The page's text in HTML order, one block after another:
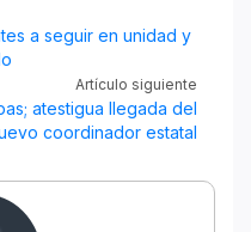
a seguir en unidad y
Artículo siguiente
atestigua llegada del
coordinador estatal